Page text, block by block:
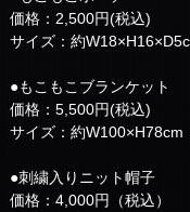
価格：2,500円(税込)
サイズ：約
●もこもこブランケット
価格：5,500円(税込)
サイズ：約W100×H78cm
●刺繍入りニット帽子
価格：4,000円（税込）